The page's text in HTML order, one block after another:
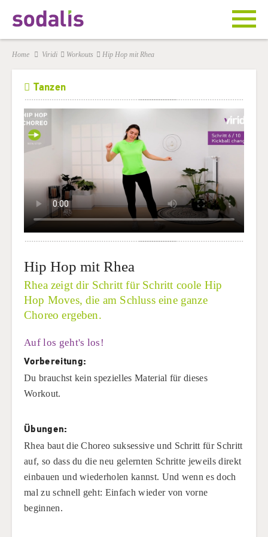
Home Viridi Workouts Hip Hop mit Rhea
Tanzen
Hip Hop mit Rhea
Rhea zeigt dir Schritt für Schritt coole Hip
Hop Moves, die am Schluss eine ganze
Choreo ergeben.
Auf los geht's los!
Vorbereitung:
Du brauchst kein spezielles Material für dieses
Workout.
Übungen:
Rhea baut die Choreo suksessive und Schritt für Schritt
auf, so dass du die neu gelernten Schritte jeweils direkt
einbauen und wiederholen kannst. Und wenn es doch
mal zu schnell geht: Einfach wieder von vorne
beginnen.